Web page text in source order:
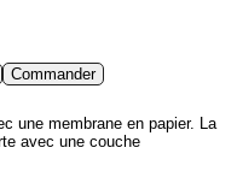
une membrane en papier. La
avec une couche